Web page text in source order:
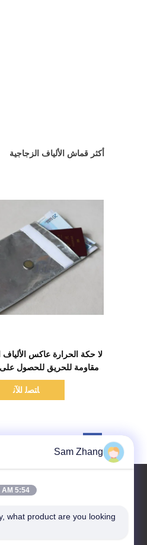
أكثر قماش الألياف الزجاجية
اظهر التفاصيل
لا حكة الحرارة عاكس الألياف
مقاومة للحريق للحصول على
النقدية
ﺎﺘﺼﻟ ﺍﻶﻧ
اتصل بنا
Sam Zhang
5:54 AM
what product are you looking